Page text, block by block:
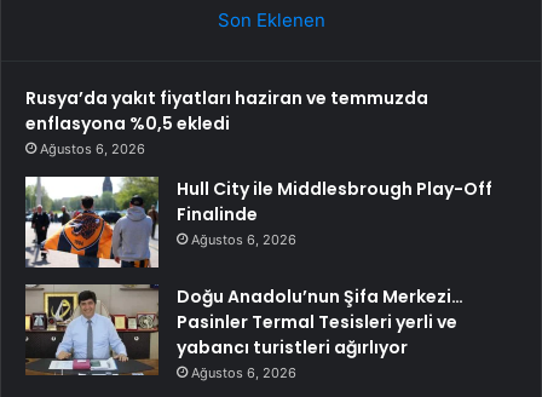
Son Eklenen
Rusya’da yakıt fiyatları haziran ve temmuzda
enflasyona %0,5 ekledi
Ağustos 6, 2026
Hull City ile Middlesbrough Play-Off
Finalinde
Ağustos 6, 2026
Doğu Anadolu’nun Şifa Merkezi…
Pasinler Termal Tesisleri yerli ve
yabancı turistleri ağırlıyor
Ağustos 6, 2026